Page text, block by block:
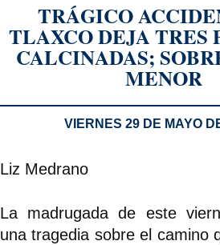
TRÁGICO
TLAXCO DEJA TRES
CALCINADAS;
MENOR
VIERNES 29 DE MAYO
Liz Medrano
La madrugada de este
una tragedia sobre el camino